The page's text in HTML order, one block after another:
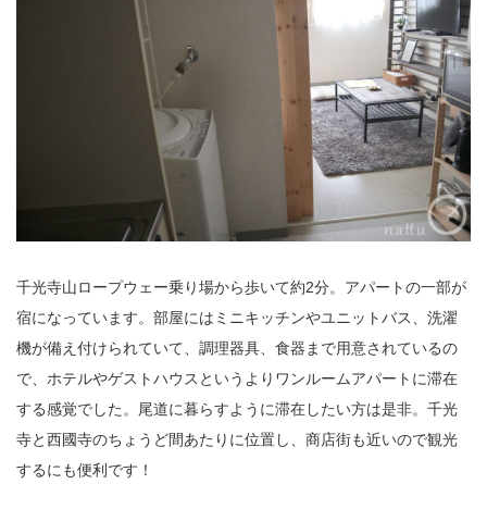
千光寺山ロープウェー乗り場から歩いて約2分。アパートの一部が
宿になっています。部屋にはミニキッチンやユニットバス、洗濯
機が備え付けられていて、調理器具、食器まで用意されているの
で、ホテルやゲストハウスというよりワンルームアパートに滞在
する感覚でした。尾道に暮らすように滞在したい方は是非。千光
寺と西國寺のちょうど間あたりに位置し、商店街も近いので観光
するにも便利です！